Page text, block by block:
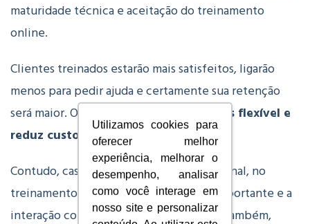
Utilizamos cookies para
oferecer melhor
experiência, melhorar o
desempenho, analisar
como você interage em
nosso site e personalizar
maturidade técnica e aceitação do treinamento
online.
Clientes treinados estarão mais satisfeitos, ligarão
menos para pedir ajuda e certamente sua retenção
será maior. O
treinamento online é mais flexível e
reduz custos.
Contudo, caso o cliente seja mais tradicional, no
treinamento presencial ele se sentirá importante e a
interação com ele poderá render frutos também,